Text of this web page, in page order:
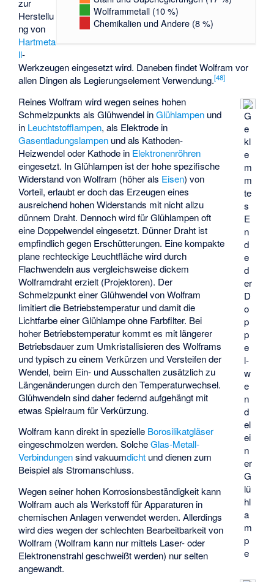
Wolframmetall (10 %)
Chemikalien und Andere (8 %)
zur
Herstellu
ng von
Hartmeta
ll-
Werkzeugen eingesetzt wird. Daneben findet Wolfram vor
allen Dingen als Legierungselement Verwendung.[48]
G
e
kl
e
m
m
te
s
E
n
d
e
d
er
D
o
p
p
e
l­
w
e
n
d
el
ei
n
er
G
lü
hl
a
m
p
e
Reines Wolfram wird wegen seines hohen
Schmelzpunkts als Glühwendel inGlühlampen und
in Leuchtstofflampen, als Elektrode in
Gasentladungslampen und als Kathoden-
Heizwendel oder Kathode in Elektronenröhren
eingesetzt. In Glühlampen ist der hohe spezifische
Widerstand von Wolfram (höher als Eisen) von
Vorteil, erlaubt er doch das Erzeugen eines
ausreichend hohen Widerstands mit nicht allzu
dünnem Draht. Dennoch wird für Glühlampen oft
eine Doppelwendel eingesetzt. Dünner Draht ist
empfindlich gegen Erschütterungen. Eine kompakte
plane rechteckige Leuchtfläche wird durch
Flachwendeln aus vergleichsweise dickem
Wolframdraht erzielt (Projektoren). Der
Schmelzpunkt einer Glühwendel von Wolfram
limitiert die Betriebstemperatur und damit die
Lichtfarbe einer Glühlampe ohne Farbfilter. Bei
hoher Betriebstemperatur kommt es mit längerer
Betriebsdauer zum Umkristallisieren des Wolframs
und typisch zu einem Verkürzen und Versteifen der
Wendel, beim Ein- und Ausschalten zusätzlich zu
Längenänderungen durch den Temperaturwechsel.
Glühwendeln sind daher federnd aufgehängt mit
etwas Spielraum für Verkürzung.
Wolfram kann direkt in spezielle Borosilikatgläser
eingeschmolzen werden. SolcheGlas-Metall-
Verbindungensind vakuumdicht und dienen zum
Beispiel als Stromanschluss.
Wegen seiner hohen Korrosionsbeständigkeit kann
Wolfram auch als Werkstoff für Apparaturen in
chemischen Anlagen verwendet werden. Allerdings
wird dies wegen der schlechten Bearbeitbarkeit von
Wolfram (Wolfram kann nur mittels Laser- oder
Elektronenstrahl geschweißt werden) nur selten
angewandt.